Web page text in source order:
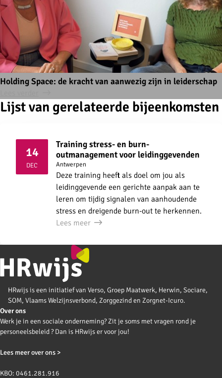
Holding Space: de kracht van aanwezig zijn in leiderschap
Lijst van gerelateerde bijeenkomsten
14
DEC2026
Training stress- en burn-
outmanagement voor leidinggevenden
Antwerpen
Deze training heeft als doel om jou als
leidinggevende een gerichte aanpak aan te
leren om tijdig signalen van aanhoudende
stress en dreigende burn-out te herkennen.
Lees meer
HRwijs is een initiatief van Verso, Groep Maatwerk, Herwin, Sociare,
SOM, Vlaams Welzijnsverbond, Zorggezind en Zorgnet-Icuro.
Over ons
Werk je in een sociale onderneming? Zit je soms met vragen rond je
personeelsbeleid ? Dan is HRwijs er voor jou!
Lees meer over ons >
KBO: 0461.281.916